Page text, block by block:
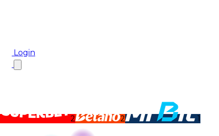
Login
2 2 1